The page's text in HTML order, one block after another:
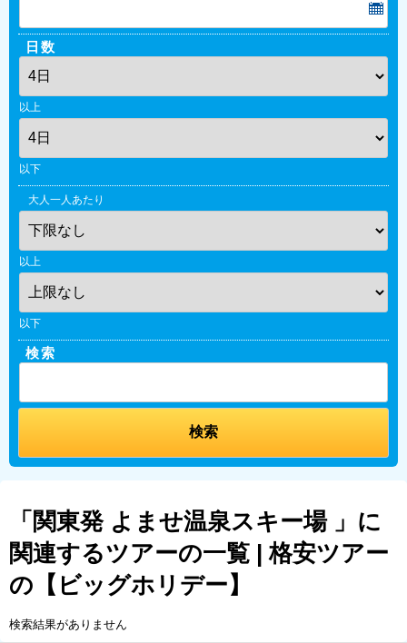
日数
以上
以下
大人一人あたり
以上
以下
検索
「関東発 よませ温泉スキー場 」に
関連するツアーの一覧 | 格安ツアー
の【ビッグホリデー】
検索結果がありません